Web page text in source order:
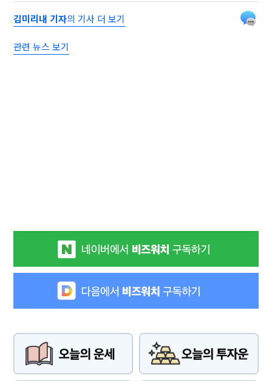
김미리내 기자의 기사 더 보기
관련 뉴스 보기